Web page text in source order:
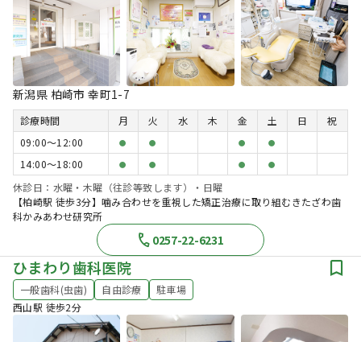
新潟県 柏崎市 幸町1-7
診療時間 月 火 水 木 金 土 日
祝
09:00〜12:00
● ● ● ●
14:00〜18:00 ● ● ● ●
休診日：水曜・木曜（往診等致します）・日曜
【柏崎駅 徒歩3分】噛み合わせを重視した矯正治療に取り組むきたざわ歯
科かみあわせ研究所
0257-22-6231
ひまわり歯科医院
一般歯科(虫歯) 自由診療
駐車場
西山駅 徒歩2分